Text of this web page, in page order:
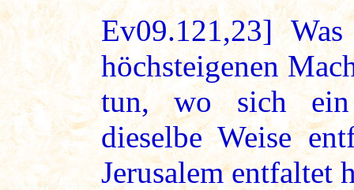
Ev09.121,23]
höchsteigenen
tun, wo sich ein
dieselbe Weise
Jerusalem entfaltet